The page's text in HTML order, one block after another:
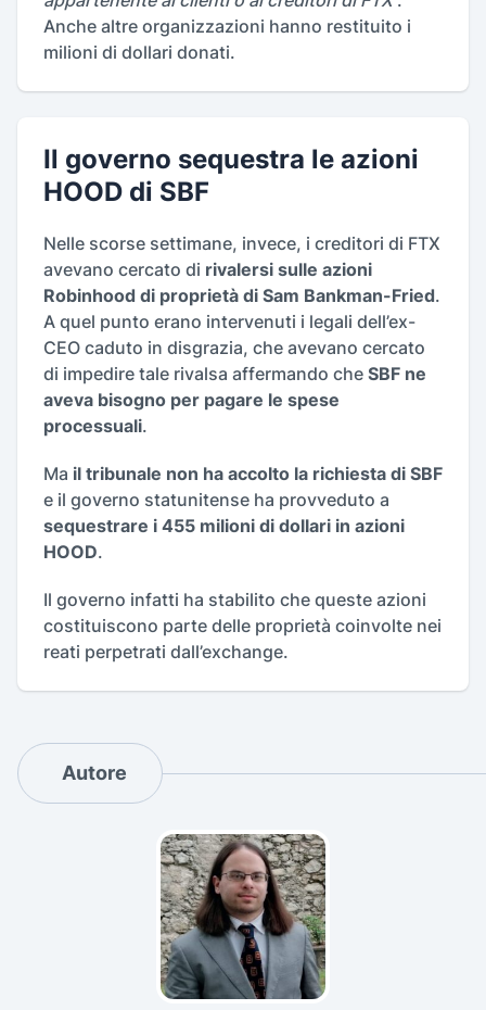
Anche altre organizzazioni hanno restituito i
milioni di dollari donati.
Il governo sequestra le azioni
HOOD di SBF
Nelle scorse settimane, invece, i creditori di FTX
avevano cercato di rivalersi sulle azioni
Robinhood di proprietà di Sam Bankman-Fried.
A quel punto erano intervenuti i legali dell’ex-
CEO caduto in disgrazia, che avevano cercato
di impedire tale rivalsa affermando che SBF ne
aveva bisogno per pagare le spese
processuali.
Ma il tribunale non ha accolto la richiesta di SBF
e il governo statunitense ha provveduto a
sequestrare i 455 milioni di dollari in azioni
HOOD.
Il governo infatti ha stabilito che queste azioni
costituiscono parte delle proprietà coinvolte nei
reati perpetrati dall’exchange.
Autore